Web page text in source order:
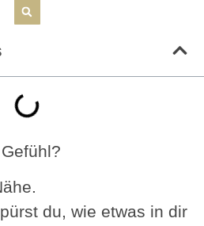
du, wie etwas in dir